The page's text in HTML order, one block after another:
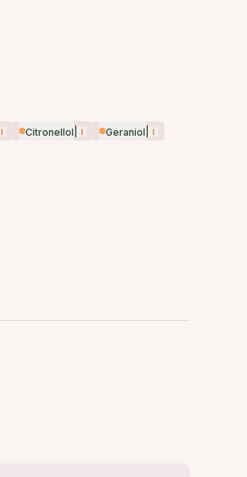
i Citronellol i Geraniol
i